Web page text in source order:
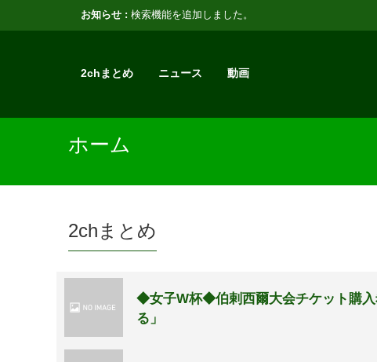
お知らせ : 検索機能を追加しました。
2chまとめ ニュース 動画
ホーム
2chまとめ
◆女子W杯◆伯剌西爾大会チケット購入
る」